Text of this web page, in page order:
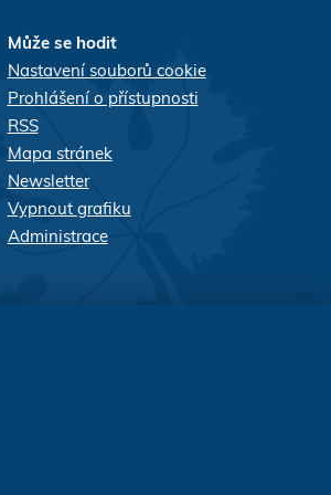
Může se hodit
Nastavení souborů cookie
Prohlášení o přístupnosti
RSS
Mapa stránek
Newsletter
Vypnout grafiku
Administrace